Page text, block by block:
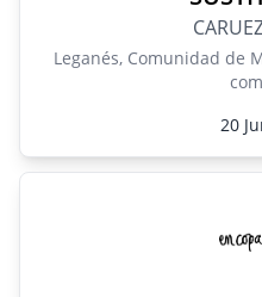
Leganés, Comunidad de
20